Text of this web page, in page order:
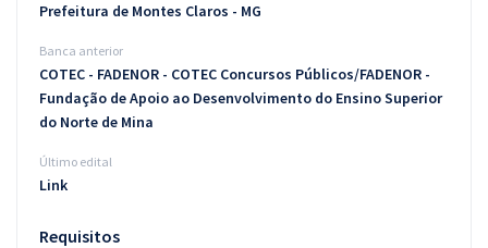
Atendimento
Prefeitura de Montes Claros - MG
Banca anterior
COTEC - FADENOR - COTEC Concursos Públicos/FADENOR -
Fundação de Apoio ao Desenvolvimento do Ensino Superior
do Norte de Mina
Último edital
Link
Requisitos